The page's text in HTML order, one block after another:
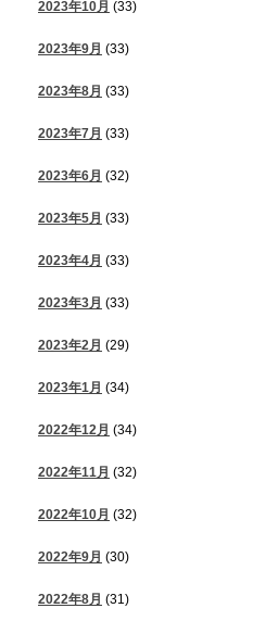
2023年10月 (33)
2023年9月 (33)
2023年8月 (33)
2023年7月 (33)
2023年6月 (32)
2023年5月 (33)
2023年4月 (33)
2023年3月 (33)
2023年2月 (29)
2023年1月 (34)
2022年12月 (34)
2022年11月 (32)
2022年10月 (32)
2022年9月 (30)
2022年8月 (31)